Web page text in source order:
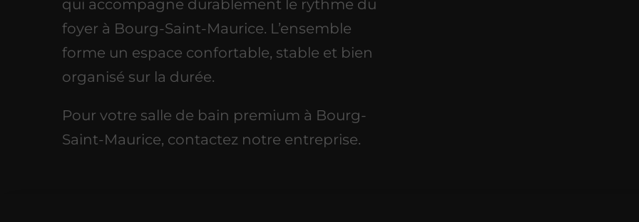
qui accompagne durablement le rythme du
foyer à Bourg-Saint-Maurice. L’ensemble
forme un espace confortable, stable et bien
organisé sur la durée.
Pour votre salle de bain premium à Bourg-
Saint-Maurice, contactez notre entreprise.